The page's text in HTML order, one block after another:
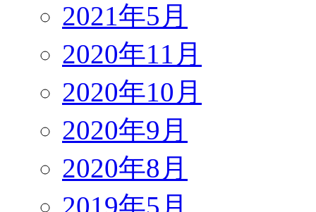
2021年5月
2020年11月
2020年10月
2020年9月
2020年8月